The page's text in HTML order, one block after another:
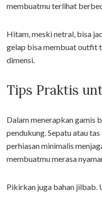
membuatmu terlihat
Hitam, meski netral, bisa
gelap bisa membuat outfit
dimensi.
Tips Praktis
Dalam menerapkan gamis
pendukung. Sepatu atau
perhiasan minimalis
membuatmu merasa
Pikirkan juga bahan jilbab.